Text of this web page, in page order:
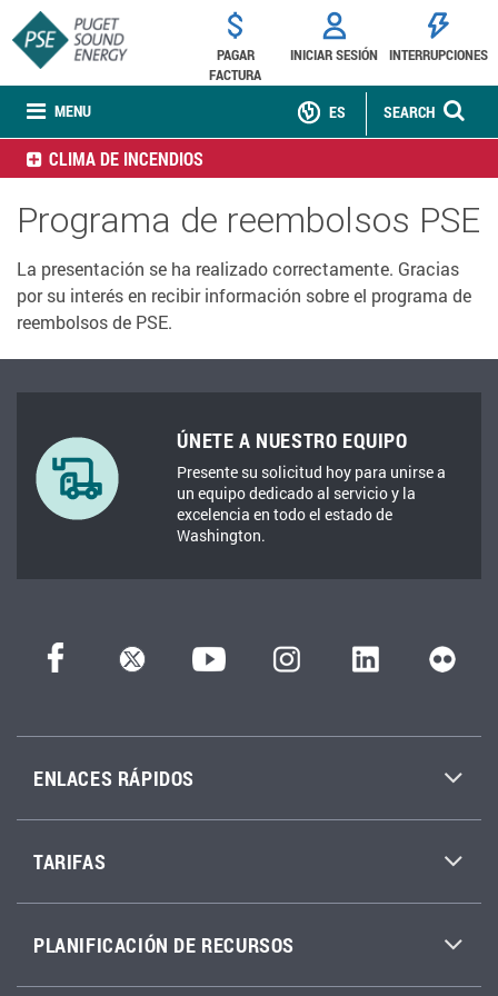
MENU
PAGAR
FACTURA
INICIAR SESIÓN INTERRUPCIONES
SEARCH
ES
CLIMA DE INCENDIOS
Programa de reembolsos PSE
La presentación se ha realizado correctamente. Gracias
por su interés en recibir información sobre el programa de
reembolsos de PSE.
ÚNETE A NUESTRO EQUIPO
Presente su solicitud hoy para unirse a
un equipo dedicado al servicio y la
excelencia en todo el estado de
Washington.
ENLACES RÁPIDOS
TARIFAS
PLANIFICACIÓN DE RECURSOS